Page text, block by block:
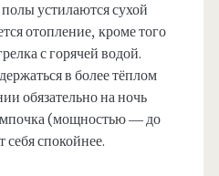
устилаются сухой
отопление, кроме того
с горячей водой.
в более тёплом
обязательно на ночь
(мощностью — до
себя спокойнее.